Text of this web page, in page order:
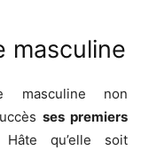
masculine
masculine non
ses premiers
qu’elle soit